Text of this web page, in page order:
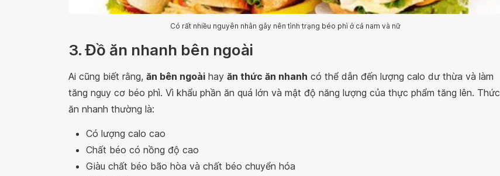
Có rất nhiều nguyên nhân gây nên tình trạng béo phì ở cả nam và nữ
3. Đồ ăn nhanh bên ngoài
Ai cũng biết rằng, ăn bên ngoài hay ăn thức ăn nhanh có thể dẫn đến lượng calo dư thừa và làm
tăng nguy cơ béo phì. Vì khẩu phần ăn quá lớn và mật độ năng lượng của thực phẩm tăng lên. Thức
ăn nhanh thường là:
Có lượng calo cao
Chất béo có nồng độ cao
Giàu chất béo bão hòa và chất béo chuyển hóa